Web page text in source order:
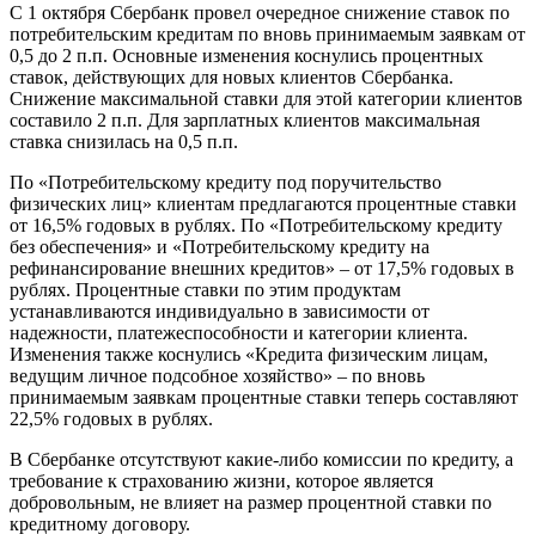
С 1 октября Сбербанк провел очередное снижение ставок по
потребительским кредитам по вновь принимаемым заявкам от
0,5 до 2 п.п. Основные изменения коснулись процентных
ставок, действующих для новых клиентов Сбербанка.
Снижение максимальной ставки для этой категории клиентов
составило 2 п.п. Для зарплатных клиентов максимальная
ставка снизилась на 0,5 п.п.
По «Потребительскому кредиту под поручительство
физических лиц» клиентам предлагаются процентные ставки
от 16,5% годовых в рублях. По «Потребительскому кредиту
без обеспечения» и «Потребительскому кредиту на
рефинансирование внешних кредитов» – от 17,5% годовых в
рублях. Процентные ставки по этим продуктам
устанавливаются индивидуально в зависимости от
надежности, платежеспособности и категории клиента.
Изменения также коснулись «Кредита физическим лицам,
ведущим личное подсобное хозяйство» – по вновь
принимаемым заявкам процентные ставки теперь составляют
22,5% годовых в рублях.
В Сбербанке отсутствуют какие-либо комиссии по кредиту, а
требование к страхованию жизни, которое является
добровольным, не влияет на размер процентной ставки по
кредитному договору.